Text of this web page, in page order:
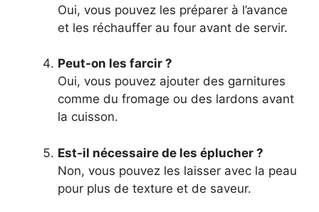
Oui, vous pouvez les préparer à l’avance
et les réchauffer au four avant de servir.
Peut-on les farcir ?
Oui, vous pouvez ajouter des garnitures
comme du fromage ou des lardons avant
la cuisson.
Est-il nécessaire de les éplucher ?
Non, vous pouvez les laisser avec la peau
pour plus de texture et de saveur.